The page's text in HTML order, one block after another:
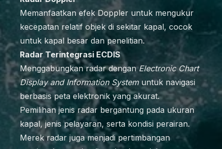
Memanfaatkan efek Doppler untuk mengukur
kecepatan relatif objek di sekitar kapal, cocok
untuk kapal besar dan penelitian.
Radar Terintegrasi ECDIS
Menggabungkan radar denganElectronic Chart
Display and Information Systemuntuk navigasi
berbasis peta elektronik yang akurat.
Pemilihan jenis radar bergantung pada ukuran
kapal, jenis pelayaran, serta kondisi perairan.
Merek radar juga menjadi pertimbangan